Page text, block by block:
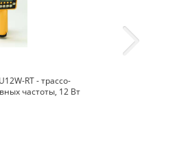
RT - трассо-
частоты, 12 Вт